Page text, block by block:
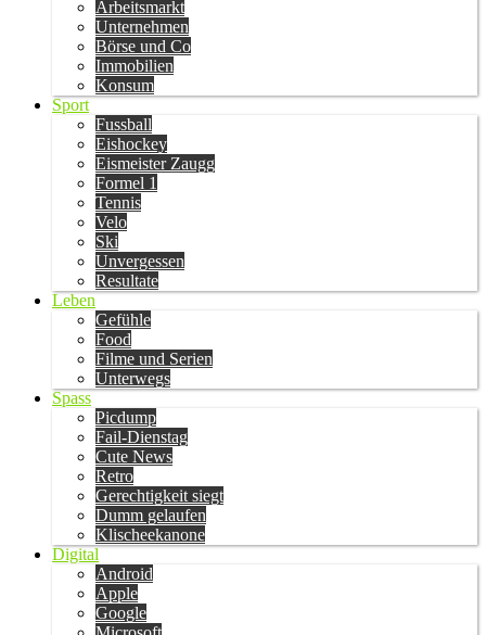
Arbeitsmarkt
Unternehmen
Börse und Co
Immobilien
Konsum
Sport
Fussball
Eishockey
Eismeister Zaugg
Formel 1
Tennis
Velo
Ski
Unvergessen
Resultate
Leben
Gefühle
Food
Filme und Serien
Unterwegs
Spass
Picdump
Fail-Dienstag
Cute News
Retro
Gerechtigkeit siegt
Dumm gelaufen
Klischeekanone
Digital
Android
Apple
Google